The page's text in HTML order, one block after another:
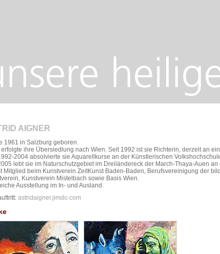
AIGNER
1961 in Salzburg geboren.
erfolgte ihre Übersiedlung nach Wien. Seit 1992 ist sie Richterin, derzeit an
2004 absolvierte sie Aquarellkurse an der Künstlerischen
lebt sie im Naturschutzgebiet im Dreiländereck der March-Thaya-Auen
Mitglied beim Kunstverein ZeitKunst Baden-Baden, Berufsvereinigung der
Kunstverein Mistelbach sowie Basis Wien.
Ausstellung im In- und Ausland.
astridaigner.jimdo.com